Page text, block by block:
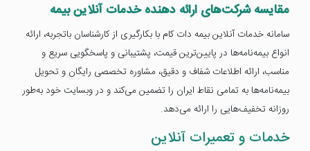
مقایسه شرکت‌های ارائه دهنده خدمات آنلاین بیمه
سامانه خدمات آنلاین بیمه دات کام با بکارگیری از کارشناسان باتجربه، ارائه
انواع بیمه‌نامه‌ها در پایین‌ترین قیمت، پشتیبانی و پاسخگویی سریع و
مناسب، ارائه اطلاعات شفاف و دقیق، مشاوره تخصصی رایگان و تحویل
بیمه‌نامه‌ها به تمامی نقاط ایران را تضمین می‌کند و در وبسایت خود به‌طور
روزانه تخفیف‌هایی را ارائه می‌دهد.
خدمات و تعمیرات آنلاین